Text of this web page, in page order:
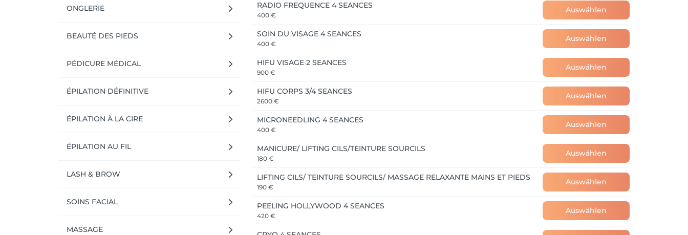
ONGLERIE
BEAUTÉ DES PIEDS
PÉDICURE MÉDICAL
ÉPILATION DÉFINITIVE
ÉPILATION À LA CIRE
ÉPILATION AU FIL
LASH & BROW
SOINS FACIAL
MASSAGE
RADIO FREQUENCE 4 SEANCES
400 €
Auswählen
SOIN DU VISAGE 4 SEANCES
400 €
Auswählen
HIFU VISAGE 2 SEANCES
900 €
Auswählen
HIFU CORPS 3/4 SEANCES
2600 €
Auswählen
MICRONEEDLING 4 SEANCES
400 €
Auswählen
MANICURE/ LIFTING CILS/TEINTURE SOURCILS
180 €
Auswählen
LIFTING CILS/ TEINTURE SOURCILS/ MASSAGE RELAXANTE MAINS ET PIEDS
190 €
Auswählen
PEELING HOLLYWOOD 4 SEANCES
420 €
Auswählen